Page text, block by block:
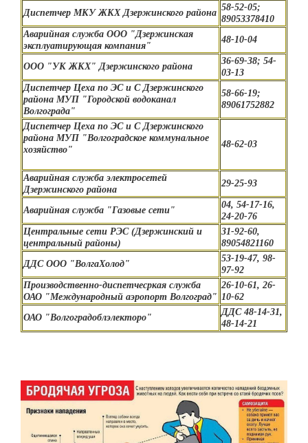
Диспетчер МКУ ЖКХ Дзержинского района 58-52-05;
89053378410
Аварийная служба ООО "Дзержинская
эксплуатирующая компания"
48-10-04
ООО "УК ЖКХ" Дзержинского района
36-69-38; 54-
03-13
Диспетчер Цеха по ЭС и С Дзержинского
района МУП "Городской водоканал
Волгограда"
58-66-19;
89061752882
Диспетчер Цеха по ЭС и С Дзержинского
района МУП "Волгоградское коммунальное
хозяйство"
48-62-03
Аварийная служба электросетей
Дзержинского района
29-25-93
Аварийная служба "Газовые сети"
04, 54-17-16,
24-20-76
Центральные сети РЭС (Дзержинский и
центральный районы)
31-92-60,
89054821160
ДДС ООО "ВолгаХолод"
53-19-47, 98-
97-92
Производственно-диспетчесркая служба
ОАО "Международный аэропорт Волгоград"
26-10-61, 26-
10-62
ОАО "Волгоградоблэлекторо"
ДДС 48-14-31,
48-14-21